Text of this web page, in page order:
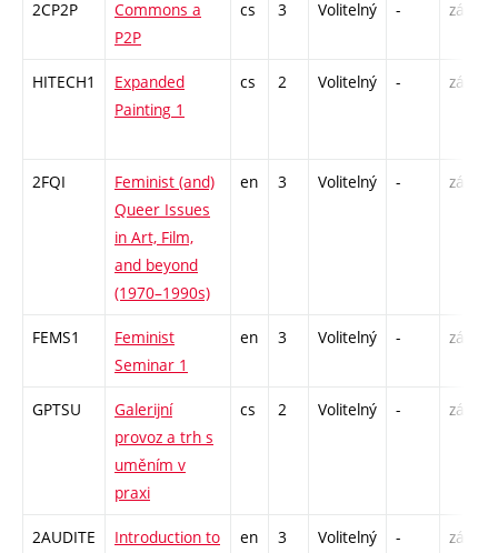
2CP2P
Commons a
P2P
cs 3 Volitelný - zá
HITECH1
Expanded
Painting 1
cs 2 Volitelný - zá
2FQI
Feminist (and)
Queer Issues
in Art, Film,
and beyond
(1970–1990s)
en 3 Volitelný - zá
FEMS1
Feminist
Seminar 1
en 3 Volitelný - zá
GPTSU
Galerijní
provoz a trh s
uměním v
praxi
cs 2 Volitelný - zá
2AUDITE
Introduction to
en 3 Volitelný - zá